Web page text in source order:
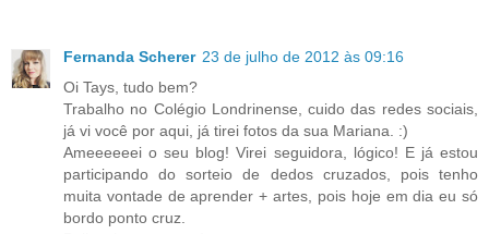
Fernanda Scherer 23 de julho de 2012 às 09:16
Oi Tays, tudo bem?
Trabalho no Colégio Londrinense, cuido das redes sociais,
já vi você por aqui, já tirei fotos da sua Mariana. :)
Ameeeeeei o seu blog! Virei seguidora, lógico! E já estou
participando do sorteio de dedos cruzados, pois tenho
muita vontade de aprender + artes, pois hoje em dia eu só
bordo ponto cruz.